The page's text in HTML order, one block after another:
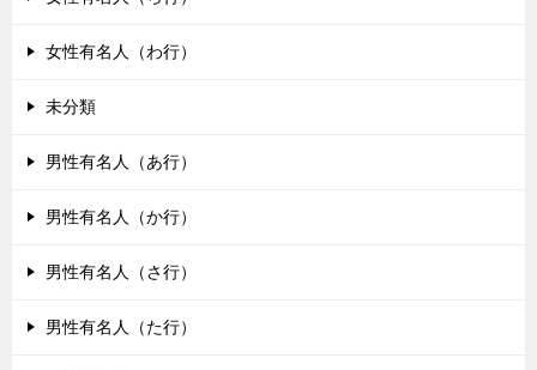
女性有名人（わ行）
未分類
男性有名人（あ行）
男性有名人（か行）
男性有名人（さ行）
男性有名人（た行）